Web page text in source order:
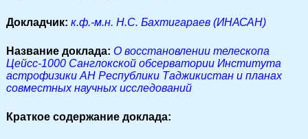
Докладчик: к.ф.-м.н. Н.С. Бахтигараев (ИНАСАН)
Название доклада: О восстановлении телескопа
Цейсс-1000 Санглокской обсерватории Института
астрофизики АН Республики Таджикистан и планах
совместных научных исследований
Краткое содержание доклада: